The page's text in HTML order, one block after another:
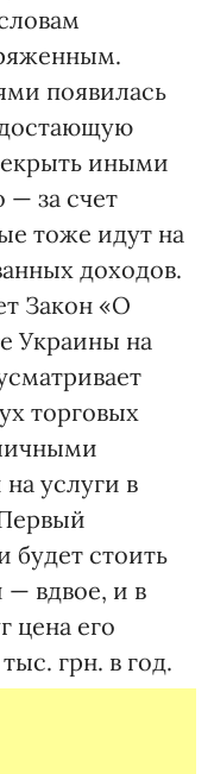
появилась
иными
за счет
тоже идут на
доходов.
Закон «О
Украины на
торговых
услуги в
будет стоить
— вдвое, и в
цена его
грн. в год.